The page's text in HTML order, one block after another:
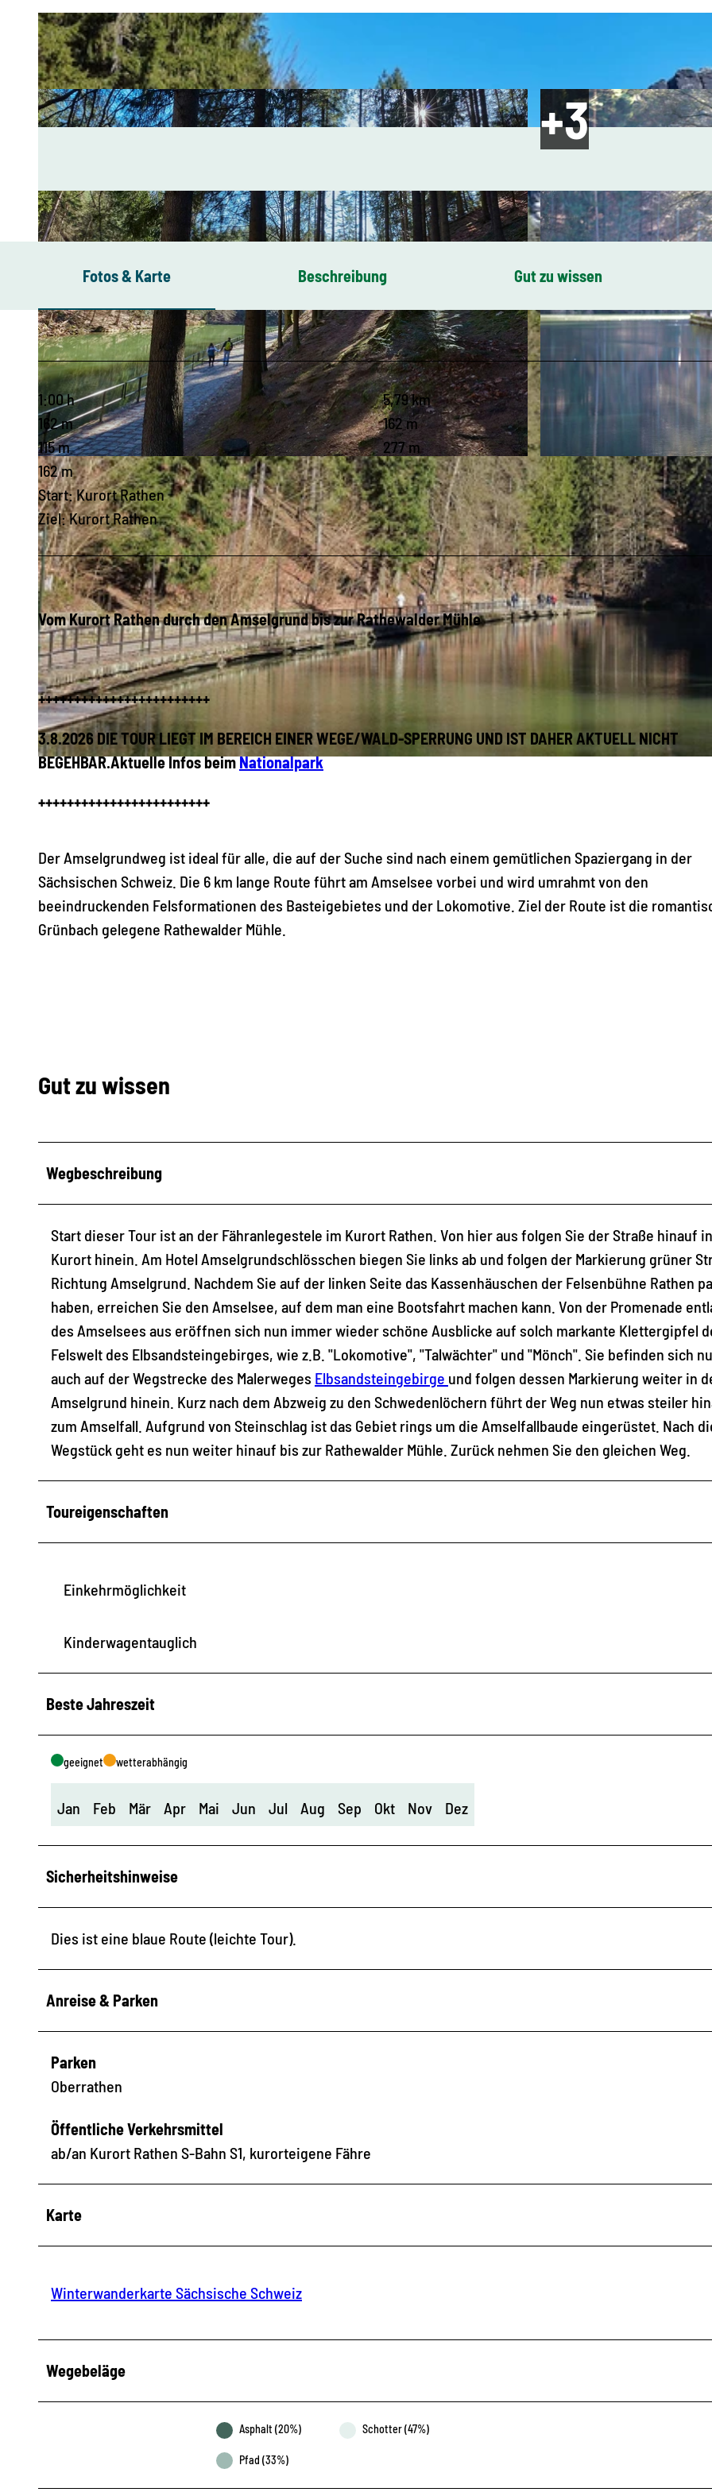
© Hans Fineart, Tourismusverband Sächsische Schweiz
© Hans Fineart, Tourismusverband Sächsische Schweiz © Hans Fineart, Tourismusverband Sächsische Schweiz
Fotos & Karte Beschreibung Gut zu wissen
1:00 h
5,79 km
162 m
162 m
115 m
277 m
162 m
Start: Kurort Rathen
Ziel: Kurort Rathen
Vom Kurort Rathen durch den Amselgrund bis zur Rathewalder Mühle
++++++++++++++++++++++++
3.8.2026 DIE TOUR LIEGT IM BEREICH EINER WEGE/WALD-SPERRUNG UND IST DAHER AKTUELL NICHT
BEGEHBAR.Aktuelle Infos beimNationalpark
++++++++++++++++++++++++
Der Amselgrundweg ist ideal für alle, die auf der Suche sind nach einem gemütlichen Spaziergang in der
Sächsischen Schweiz. Die 6 km lange Route führt am Amselsee vorbei und wird umrahmt von den
beeindruckenden Felsformationen des Basteigebietes und der Lokomotive. Ziel der Route ist die
Grünbach gelegene Rathewalder Mühle.
Gut zu wissen
Wegbeschreibung
Start dieser Tour ist an der Fähranlegestele im Kurort Rathen. Von hier aus folgen Sie der Straße hinauf
Kurort hinein. Am Hotel Amselgrundschlösschen biegen Sie links ab und folgen der Markierung grüner
Richtung Amselgrund. Nachdem Sie auf der linken Seite das Kassenhäuschen der Felsenbühne Rathen
haben, erreichen Sie den Amselsee, auf dem man eine Bootsfahrt machen kann. Von der Promenade
des Amselsees aus eröffnen sich nun immer wieder schöne Ausblicke auf solch markante Klettergipfel
Felswelt des Elbsandsteingebirges, wie z.B. "Lokomotive", "Talwächter" und "Mönch". Sie befinden sich
auch auf der Wegstrecke des Malerweges Elbsandsteingebirge und folgen dessen Markierung weiter in
Amselgrund hinein. Kurz nach dem Abzweig zu den Schwedenlöchern führt der Weg nun etwas steiler
zum Amselfall. Aufgrund von Steinschlag ist das Gebiet rings um die Amselfallbaude eingerüstet. Nach
Wegstück geht es nun weiter hinauf bis zur Rathewalder Mühle. Zurück nehmen Sie den gleichen Weg.
Toureigenschaften
Einkehrmöglichkeit
Kinderwagentauglich
Beste Jahreszeit
geeignet wetterabhängig
Jan Feb Mär Apr Mai Jun Jul Aug Sep Okt Nov Dez
Sicherheitshinweise
Dies ist eine blaue Route (leichte Tour).
Anreise & Parken
Parken
Oberrathen
Öffentliche Verkehrsmittel
ab/an Kurort Rathen S-Bahn S1, kurorteigene Fähre
Karte
Winterwanderkarte Sächsische Schweiz
Wegebeläge
Asphalt (20%) Schotter (47%)
Pfad (33%)